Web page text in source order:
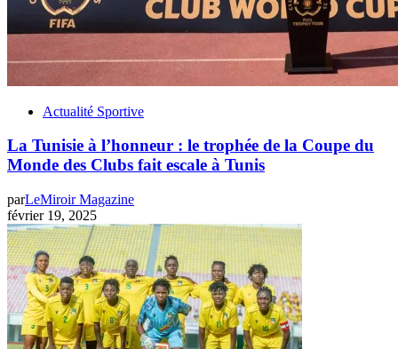
Actualité Sportive
La Tunisie à l’honneur : le trophée de la Coupe du
Monde des Clubs fait escale à Tunis
parLeMiroir Magazine
février 19, 2025